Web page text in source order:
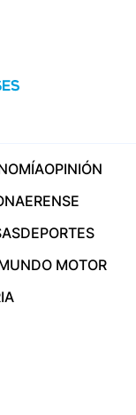
OPINIÓN
DEPORTES
MOTOR